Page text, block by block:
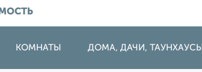
КОМНАТЫ ДОМА, ДАЧИ, ТАУНХАУСЫ